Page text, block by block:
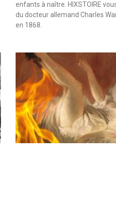
enfants à naître. HIXSTOIRE
du docteur allemand Charles
en 1868.